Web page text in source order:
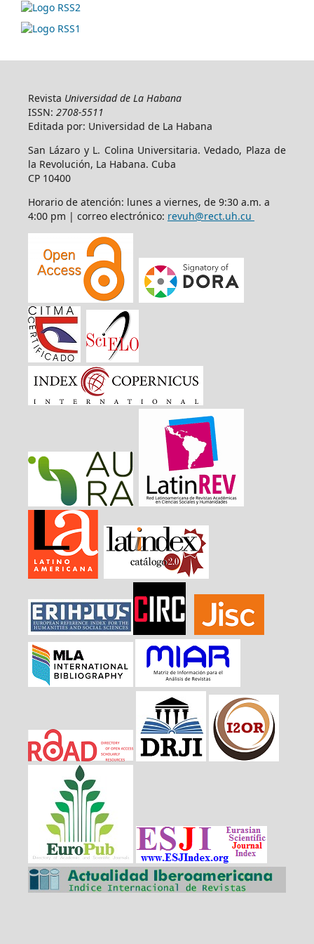
Revista Universidad de La Habana
ISSN: 2708-5511
Editada por: Universidad de La Habana
San Lázaro y L. Colina Universitaria. Vedado, Plaza de
la Revolución, La Habana. Cuba
CP 10400
Horario de atención: lunes a viernes, de 9:30 a.m. a
4:00 pm | correo electrónico: revuh@rect.uh.cu